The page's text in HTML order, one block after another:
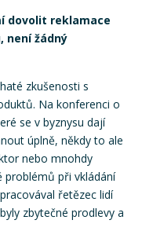
dovolit reklamace
není žádný
zkušenosti s
Na konferenci o
se v byznysu dají
úplně, někdy to ale
nebo mnohdy
problémů při vkládání
řetězec lidí
zbytečné prodlevy a